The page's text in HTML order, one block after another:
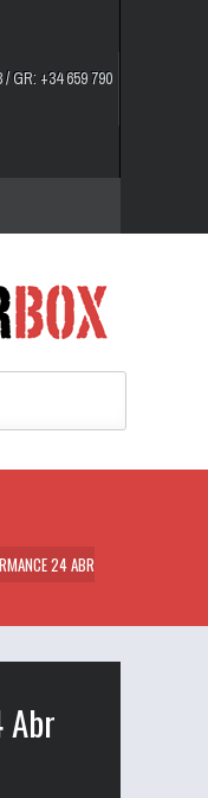
/ GR: +34 659 790
24 ABR
Abr